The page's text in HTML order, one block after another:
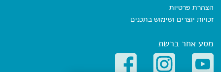
הצהרת פרטיות
זכויות יוצרים ושימוש בתכנים
מסע אחר ברשת